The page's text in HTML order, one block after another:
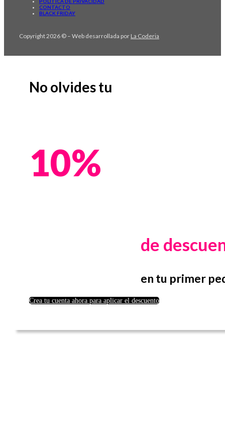
CONTACTO
BLACK FRIDAY
Copyright 2026 © – Web desarrollada por La Coderia
No olvides tu
10%
de
en tu primer
Crea tu cuenta ahora para aplicar el descuento